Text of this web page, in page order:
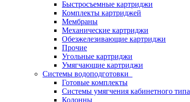
Быстросъемные картриджи
Комплекты картриджей
Мембраны
Механические картриджи
Обезжелезивающие картриджи
Прочие
Угольные картриджи
Умягчающие картриджи
Системы водоподготовки
Готовые комплекты
Системы умягчения кабинетного типа
Колонны